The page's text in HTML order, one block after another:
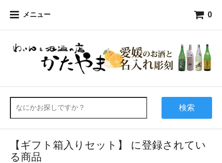
メニュー 0
検索
【ギフト箱入りセット】 に登録されてい
る商品